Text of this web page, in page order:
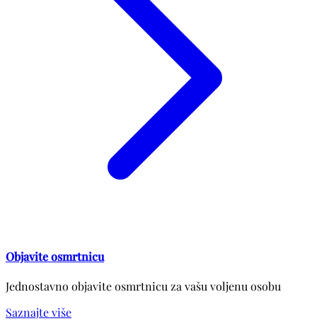
Objavite osmrtnicu
Jednostavno objavite osmrtnicu za vašu voljenu osobu
Saznajte više